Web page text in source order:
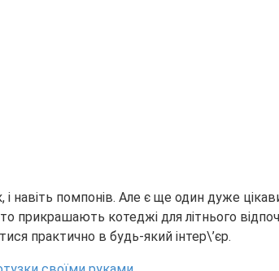
помпонів. Але є ще один дуже
прикрашають котеджі для літнього
практично в будь-який інтер\’єр.